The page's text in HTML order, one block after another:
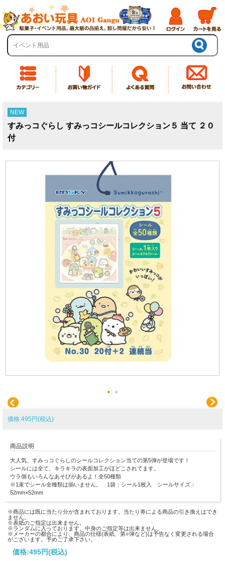
NEW
すみっコぐらし すみっコシールコレクション５ 当て ２０
付
価格:495円(税込)
商品説明
大人気、すみっコぐらしのシールコレクション当ての第5弾が登場です！
シールには全て、キラキラの表面加工がほどこされてます。
ウラ側もいろんなあそびがあるよ！全50種類
※1束でシール全種類は揃いません。 1袋：シール1枚入 シールサイズ：
52mm×52mm
※商品には既に当たり分が含まれております。当たり券による商品の引き換えはでき
ません。
※表紙のご指定は出来ません。
※ランダムに入っております。中身のご指定等は出来ません。
※メーカーの都合により、商品の仕様(表紙、第○弾など)は予告なく変更される場合
がございます。予めご了承下さい。
価格:495円(税込)